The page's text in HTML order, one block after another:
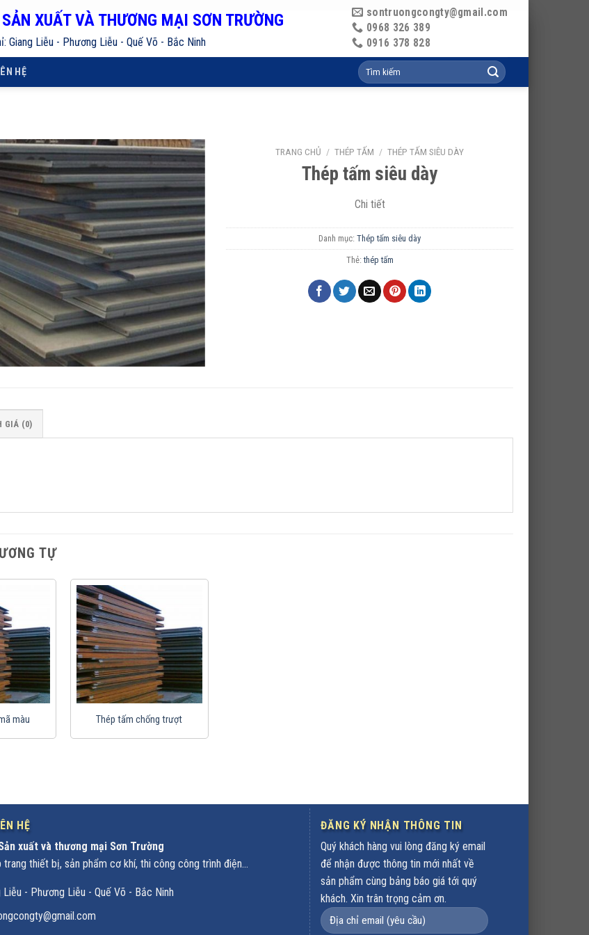
XUẤT VÀ THƯƠNG MẠI SƠN TRƯỜNG
Giang Liễu - Phương Liễu - Quế Võ - Bắc Ninh
sontruongcongty@gmail.com
0968 326 389
0916 378 828
HỆ
Tìm
kiếm:
TRANG CHỦ / THÉP TẤM / THÉP TẤM SIÊU DÀY
Thép tấm siêu dày
Chi tiết
Danh mục:Thép tấm siêu dày
Thẻ:thép tấm
GIÁ (0)
TỰ
màu Thép tấm chống trượt
HỆ
xuất và thương mại Sơn Trường
trang thiết bị, sản phẩm cơ khí, thi công công trình điện...
Liễu - Phương Liễu - Quế Võ - Bắc Ninh
ĐĂNG KÝ NHẬN THÔNG TIN
Quý khách hàng vui lòng đăng ký email
để nhận được thông tin mới nhất về
sản phẩm cùng bảng báo giá tới quý
khách. Xin trân trọng cảm ơn.